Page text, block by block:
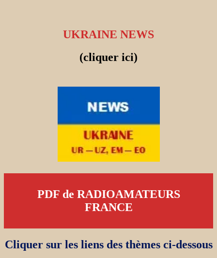
UKRAINE NEWS
(cliquer ici)
PDF de RADIOAMATEURS
FRANCE
Cliquer sur les liens des thèmes ci-dessous